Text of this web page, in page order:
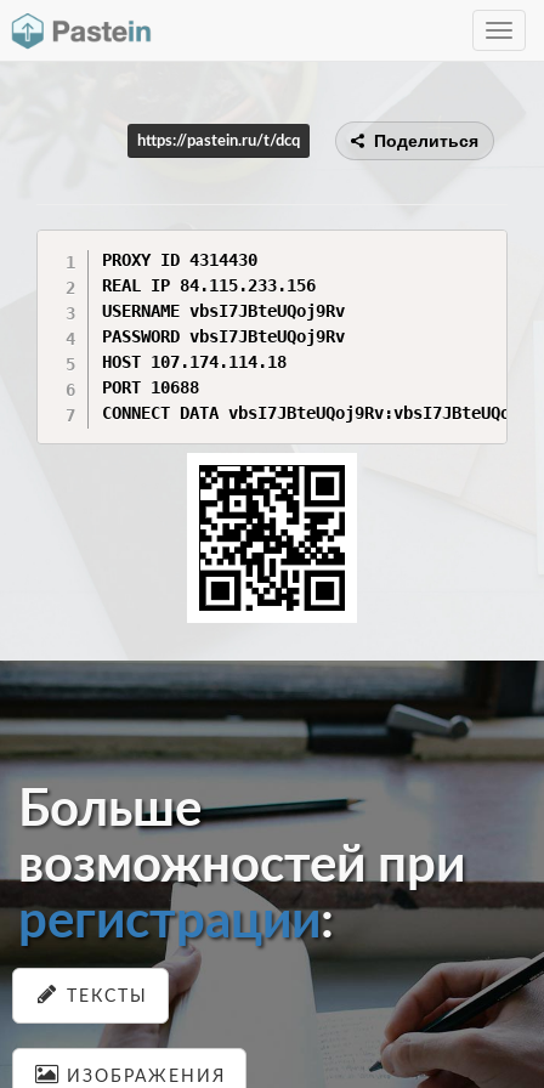
Toggle
https://pastein.ru/t/dcq Поделиться
PROXY ID 4314430
REAL IP 84.115.233.156
USERNAME vbsI7JBteUQoj9Rv
PASSWORD vbsI7JBteUQoj9Rv
HOST 107.174.114.18
PORT 10688
CONNECT DATA
Больше
возможностей при
регистрации:
ТЕКСТЫ
ИЗОБРАЖЕНИЯ